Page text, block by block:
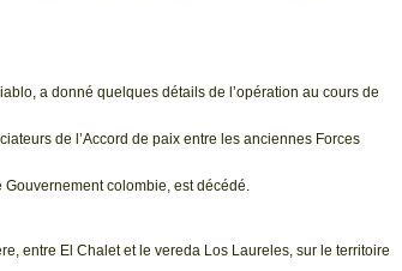
a donné quelques détails de l’opération au cours de
de l’Accord de paix entre les anciennes Forces
colombie, est décédé.
entre El Chalet et le vereda Los Laureles, sur le territoire